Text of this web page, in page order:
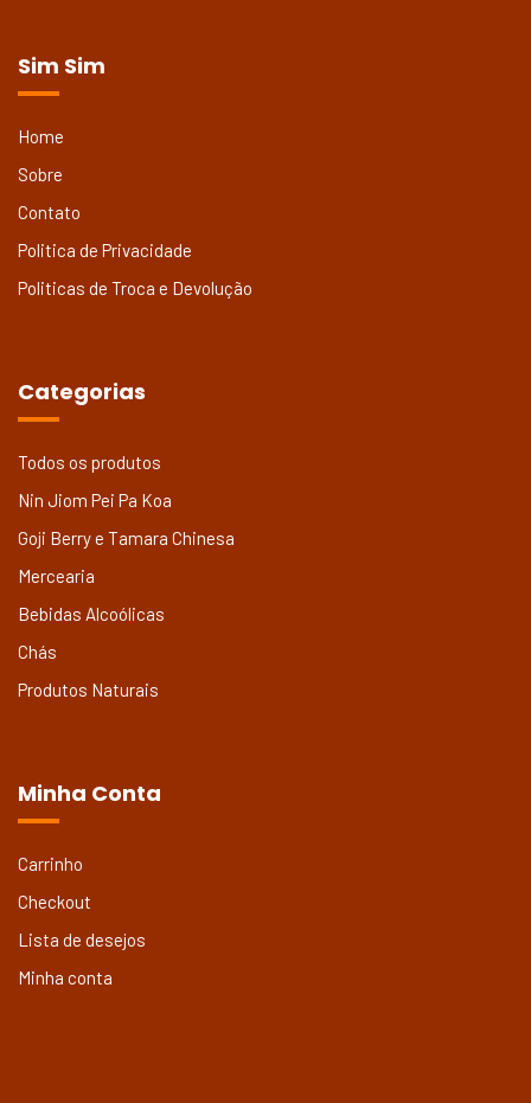
Sim Sim
Home
Sobre
Contato
Politica de Privacidade
Politicas de Troca e Devolução
Categorias
Todos os produtos
Nin Jiom Pei Pa Koa
Goji Berry e Tamara Chinesa
Mercearia
Bebidas Alcoólicas
Chás
Produtos Naturais
Minha Conta
Carrinho
Checkout
Lista de desejos
Minha conta